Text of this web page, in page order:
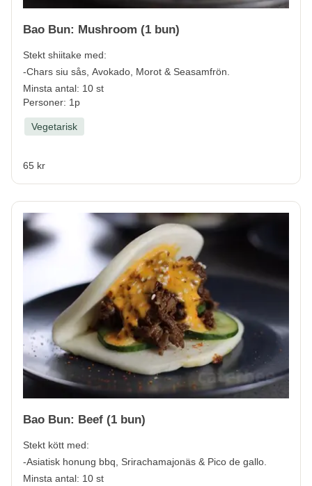
Bao Bun: Mushroom (1 bun)
Stekt shiitake med:
-Chars siu sås, Avokado, Morot & Seasamfrön.
Minsta antal: 10 st
Personer: 1p
Vegetarisk
65 kr
Bao Bun: Beef (1 bun)
Stekt kött med:
-Asiatisk honung bbq, Srirachamajonäs & Pico de gallo.
Minsta antal: 10 st